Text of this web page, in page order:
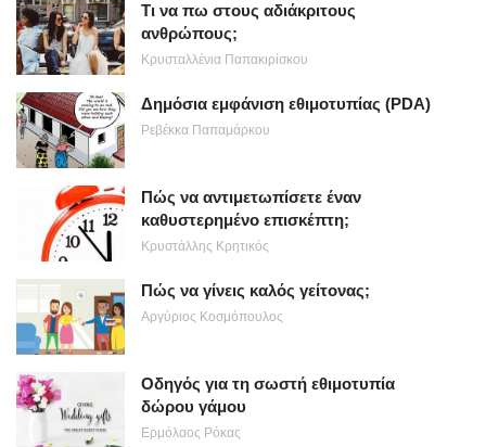
Τι να πω στους αδιάκριτους
ανθρώπους;
Κρυσταλλένια Παπακιρίσκου
Δημόσια εμφάνιση εθιμοτυπίας (PDA)
Ρεβέκκα Παπαμάρκου
Πώς να αντιμετωπίσετε έναν
καθυστερημένο επισκέπτη;
Κρυστάλλης Κρητικός
Πώς να γίνεις καλός γείτονας;
Αργύριος Κοσμόπουλος
Οδηγός για τη σωστή εθιμοτυπία
δώρου γάμου
Ερμόλαος Ρόκας